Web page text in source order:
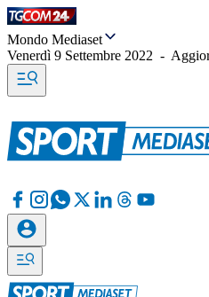
Mondo Mediaset
Venerdì 9 Settembre 2022 -